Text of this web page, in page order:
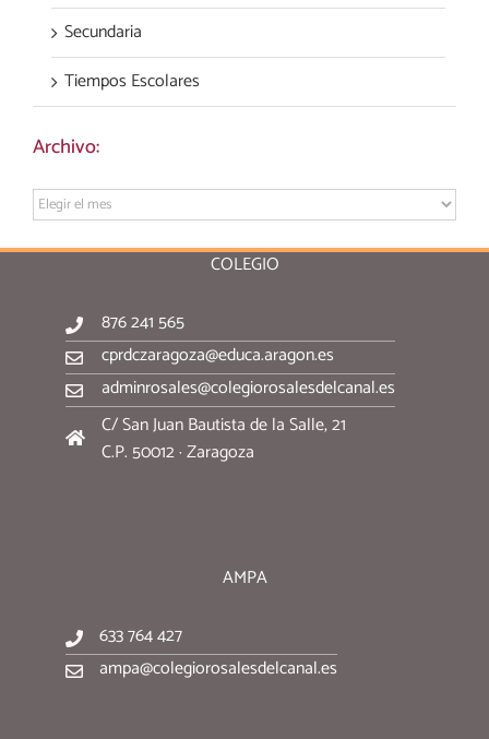
Secundaria
Tiempos Escolares
Archivo:
Archivo:
COLEGIO
876 241 565
cprdczaragoza@educa.aragon.es
adminrosales@colegiorosalesdelcanal.es
C/ San Juan Bautista de la Salle, 21
C.P. 50012 · Zaragoza
AMPA
633 764 427
ampa@colegiorosalesdelcanal.es